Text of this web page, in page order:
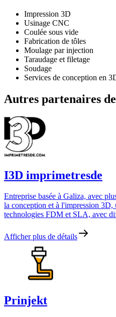
Impression 3D
Usinage CNC
Coulée sous vide
Fabrication de tôles
Moulage par injection
Taraudage et filetage
Soudage
Services de conception en
Autres partenaires
I3D imprimetresde
Entreprise basée à Galiza, avec
la conception et à l'impression 3D,
technologies FDM et SLA, avec
Afficher plus de détails
Prinjekt